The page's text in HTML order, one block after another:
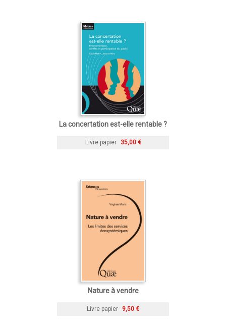
La concertation est-elle rentable ?
Livre papier 35,00 €
Nature à vendre
Livre papier 9,50 €